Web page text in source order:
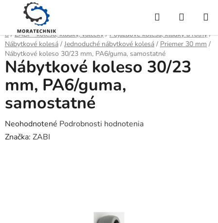
Hľadať
KOŠÍK
Domov
/ ZABI - kolesá, kladky, valčeky / Pojazdové kolesá, kladky a roľny /
Nábytkové kolesá / Jednoduché nábytkové kolesá / Priemer 30 mm /
Nábytkové koleso 30/23 mm, PA6/guma, samostatné
Nábytkové koleso 30/23
mm, PA6/guma,
samostatné
Priemerné
hodnotenie
Neohodnotené Podrobnosti hodnotenia
Značka: ZABI